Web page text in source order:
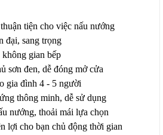
tiện cho việc nấu nướng
đại, sang trọng
gian bếp
sơn đen, dễ đóng mở cửa
gia đình 4 - 5 người
thông minh, dễ sử dụng
nướng, thoải mái lựa chọn
lợi cho bạn chủ động thời gian